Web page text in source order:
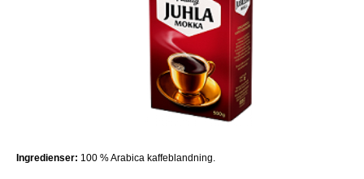
Ingredienser: 100 % Arabica kaffeblandning.